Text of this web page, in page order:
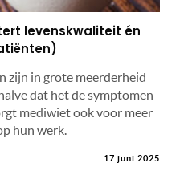
levenskwaliteit én
zijn in grote meerderheid
dat het de symptomen
mediwiet ook voor meer
hun werk.
17 juni 2025